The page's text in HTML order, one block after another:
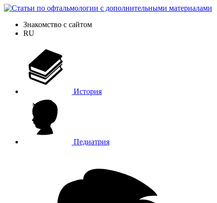
Знакомство с сайтом
RU
История
Педиатрия